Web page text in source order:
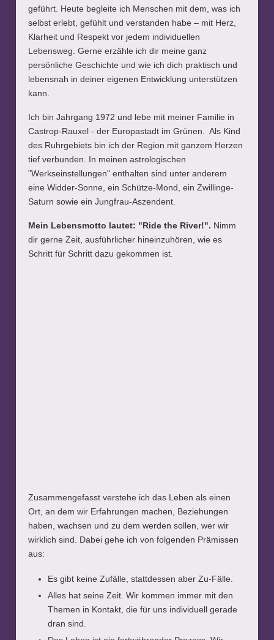
geführt. Heute begleite ich Menschen mit dem, was ich
selbst erlebt, gefühlt und verstanden habe – mit Herz,
Klarheit und Respekt vor jedem individuellen
Lebensweg. Gerne erzähle ich dir meine ganz
persönliche Geschichte und wie ich dich praktisch und
lebensnah in deiner eigenen Entwicklung unterstützen
kann.
Ich bin Jahrgang 1972 und lebe mit meiner Familie in
Castrop-Rauxel - der Europastadt im Grünen. Als Kind
des Ruhrgebiets bin ich der Region mit ganzem Herzen
tief verbunden. In meinen astrologischen
"Werkseinstellungen" enthalten sind unter anderem
eine Widder-Sonne, ein Schütze-Mond, ein Zwillinge-
Saturn sowie ein Jungfrau-Aszendent.
Mein Lebensmotto lautet: "Ride the River!". Nimm
dir gerne Zeit, ausführlicher hineinzuhören, wie es
Schritt für Schritt dazu gekommen ist.
Zusammengefasst verstehe ich das Leben als einen
Ort, an dem wir Erfahrungen machen, Beziehungen
haben, wachsen und zu dem werden sollen, wer wir
wirklich sind. Dabei gehe ich von folgenden Prämissen
aus:
Es gibt keine Zufälle, stattdessen aber Zu-Fälle.
Alles hat seine Zeit. Wir kommen immer mit den
Themen in Kontakt, die für uns individuell gerade
dran sind.